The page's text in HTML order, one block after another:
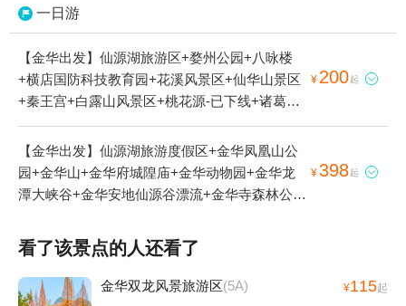
一日游
【金华出发】仙源湖旅游区+婺州公园+八咏楼
+横店国防科技教育园+花溪风景区+仙华山景区
+秦王宫+白露山风景区+桃花源-已下线+诸葛八
卦村景区+横店圆明新园+十八涡景区+延福寺
+俞源太极星象村+横店影视城+武义县博物馆
+义乌博物馆+金华凤凰山公园+地下长河景区
+郭洞古生态村+寿仙谷+义乌国际商贸城+金华
民广场+东阳卢宅景区+郭洞祭祖+金华双龙风景
旅游区+明清宫苑+东阳花园-已下线+义乌海洋世
界+舞龙峡景区+金华动物园+江南第一家+灵江
¥ 200起 
【金华出发】仙源湖旅游度假区+金华凤凰山公
园+金华山+金华府城隍庙+金华动物园+金华龙
潭大峡谷+金华安地仙源谷漂流+金华寺森林公园
物馆+金华体育中心欢乐水世界+金华万泰海立方
海洋公园+喻斯生态旅游区+金华铁路文化公园
+金华科技馆+金华南杉温泉主题公园1日游
¥398起 
看了该景点的人还看了
金华双龙风景旅游区(5A) ¥115起